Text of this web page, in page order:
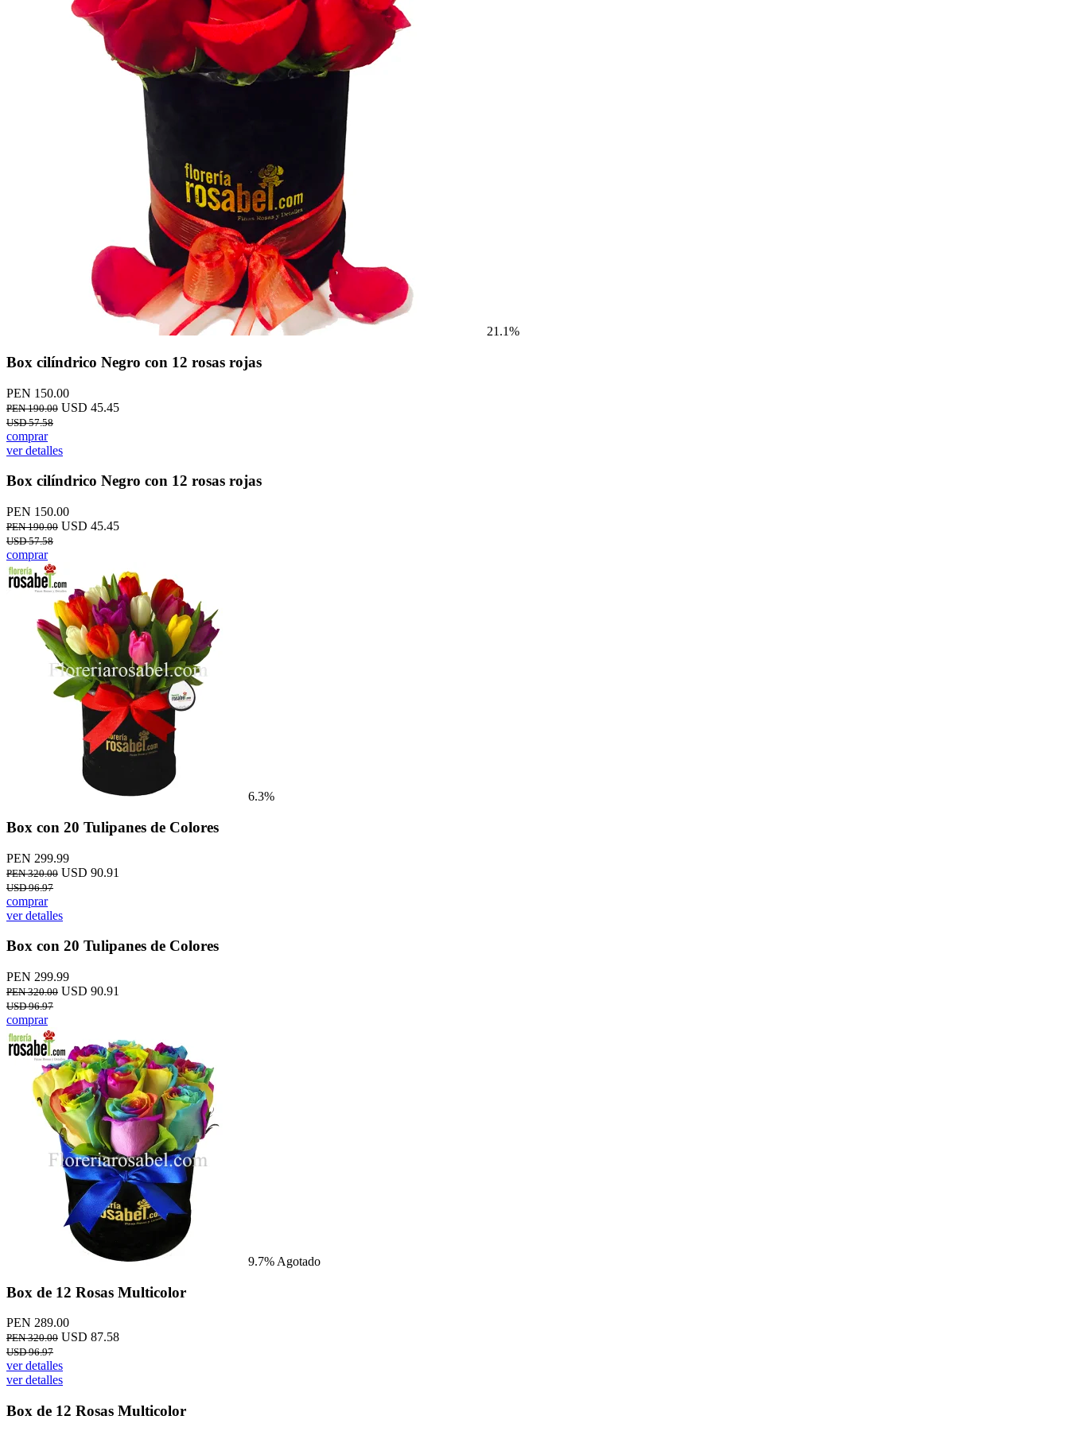
21.1%
Box cilíndrico Negro con 12 rosas rojas
PEN 150.00
PEN 190.00 USD 45.45
USD 57.58
comprar
ver detalles
Box cilíndrico Negro con 12 rosas rojas
PEN 150.00
PEN 190.00 USD 45.45
USD 57.58
comprar
6.3%
Box con 20 Tulipanes de Colores
PEN 299.99
PEN 320.00 USD 90.91
USD 96.97
comprar
ver detalles
Box con 20 Tulipanes de Colores
PEN 299.99
PEN 320.00 USD 90.91
USD 96.97
comprar
9.7% Agotado
Box de 12 Rosas Multicolor
PEN 289.00
PEN 320.00 USD 87.58
USD 96.97
ver detalles
ver detalles
Box de 12 Rosas Multicolor